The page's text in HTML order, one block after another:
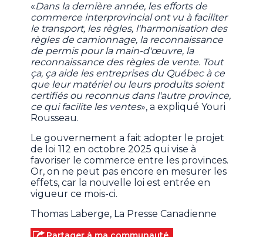
«Dans la dernière année, les efforts de
commerce interprovincial ont vu à faciliter
le transport, les règles, l'harmonisation des
règles de camionnage, la reconnaissance
de permis pour la main-d'œuvre, la
reconnaissance des règles de vente. Tout
ça, ça aide les entreprises du Québec à ce
que leur matériel ou leurs produits soient
certifiés ou reconnus dans l'autre province,
ce qui facilite les ventes», a expliqué Youri
Rousseau.
Le gouvernement a fait adopter le projet
de loi 112 en octobre 2025 qui vise à
favoriser le commerce entre les provinces.
Or, on ne peut pas encore en mesurer les
effets, car la nouvelle loi est entrée en
vigueur ce mois-ci.
Thomas Laberge, La Presse Canadienne